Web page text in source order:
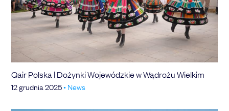
Qair Polska | Dożynki Wojewódzkie w Wądrożu Wielkim
12 grudnia 2025• News